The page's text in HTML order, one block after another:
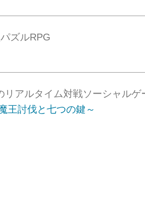
ズルRPG
リアルタイム対戦ソーシャルゲ
王討伐と七つの鍵～